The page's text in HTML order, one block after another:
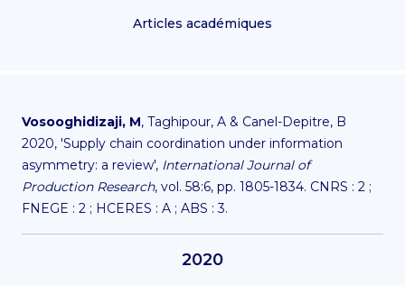
Articles académiques
Vosooghidizaji, M, Taghipour, A & Canel-Depitre, B
2020, 'Supply chain coordination under information
asymmetry: a review', International Journal of
Production Research, vol. 58:6, pp. 1805-1834. CNRS : 2 ;
FNEGE : 2 ; HCERES : A ; ABS : 3.
2020